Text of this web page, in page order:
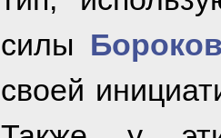
силы
своей